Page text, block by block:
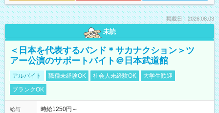
掲載日：2026.08.03
未読
＜日本を代表するバンド＊サカナクション＞ツ
アー公演のサポートバイト＠日本武道館
アルバイト 職種未経験OK 社会人未経験OK
大学生歓迎
ブランクOK
給与
時給1250円～